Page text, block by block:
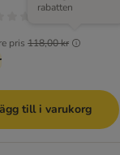
pris 118,00 kr
rabatten
till i varukorg